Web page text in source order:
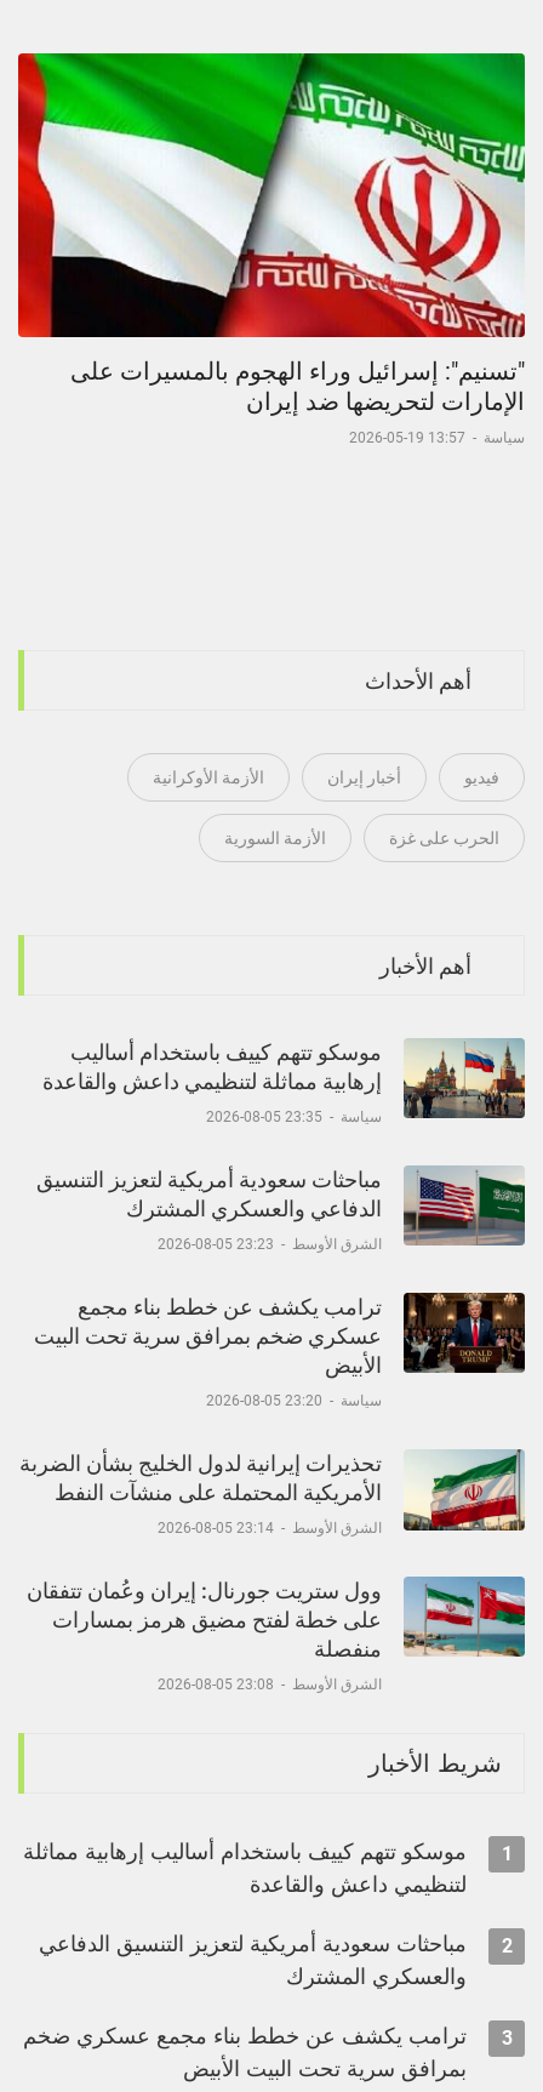
"تسنيم": إسرائيل وراء الهجوم بالمسيرات على
الإمارات لتحريضها ضد إيران
سياسة -
13:57 19-05-2026
أهم الأحداث
فيديو أخبار إيران الأزمة الأوكرانية
الحرب على غزة الأزمة السورية
أهم الأخبار
موسكو تتهم كييف باستخدام أساليب
إرهابية مماثلة لتنظيمي داعش والقاعدة
سياسة -
23:35 05-08-2026
مباحثات سعودية أمريكية لتعزيز التنسيق
الدفاعي والعسكري المشترك
الشرق الأوسط -
23:23 05-08-2026
ترامب يكشف عن خطط بناء مجمع
عسكري ضخم بمرافق سرية تحت البيت
الأبيض
سياسة -
23:20 05-08-2026
تحذيرات إيرانية لدول الخليج بشأن الضربة
الأمريكية المحتملة على منشآت النفط
الشرق الأوسط -
23:14 05-08-2026
وول ستريت جورنال: إيران وعُمان تتفقان
على خطة لفتح مضيق هرمز بمسارات
منفصلة
الشرق الأوسط -
23:08 05-08-2026
شريط الأخبار
1
موسكو تتهم كييف باستخدام أساليب إرهابية مماثلة
لتنظيمي داعش والقاعدة
2
مباحثات سعودية أمريكية لتعزيز التنسيق الدفاعي
والعسكري المشترك
3
ترامب يكشف عن خطط بناء مجمع عسكري ضخم
بمرافق سرية تحت البيت الأبيض